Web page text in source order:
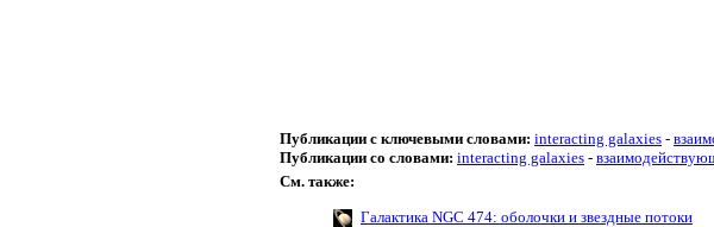
Публикации с ключевыми словами: interacting galaxies -
Публикации со словами: interacting galaxies -
См. также:
Галактика NGC 474: оболочки и звездные потоки